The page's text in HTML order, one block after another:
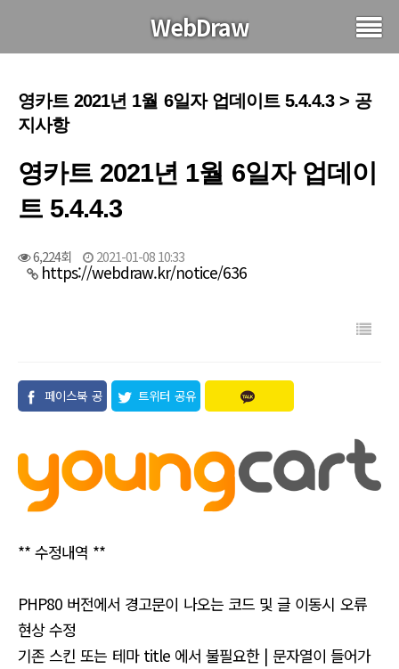
WebDraw
영카트 2021년 1월 6일자 업데이트 5.4.4.3 > 공
지사항
영카트 2021년 1월 6일자 업데이
트 5.4.4.3
6,224회 2021-01-08 10:33
https://webdraw.kr/notice/636
페이스북 공
트위터 공유
** 수정내역 **
PHP80 버전에서 경고문이 나오는 코드 및 글 이동시 오류
현상 수정
기존 스킨 또는 테마 title 에서 불필요한 | 문자열이 들어가